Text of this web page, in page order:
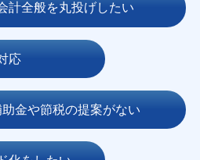
計全般を丸投げしたい
応
助金や節税の提案がない